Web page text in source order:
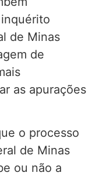
de Minas
de
as apurações
o processo
de Minas
ou não a